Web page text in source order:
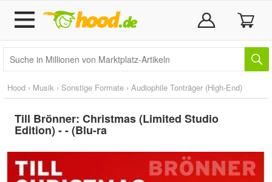
Hood › Musik › Sonstige Formate › Audiophile Tonträger (High-End)
Till Brönner: Christmas (Limited Studio
Edition) - - (Blu-ra